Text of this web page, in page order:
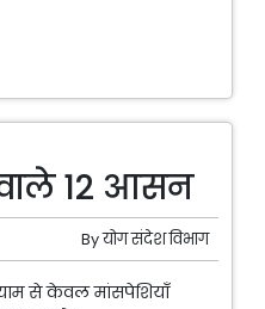
12 आसन
Byयोग संदेश विभाग
से केवल मांसपेशियाँ